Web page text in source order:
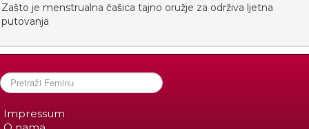
Zašto je menstrualna čašica tajno oružje za održiva ljetna
putovanja
Impressum